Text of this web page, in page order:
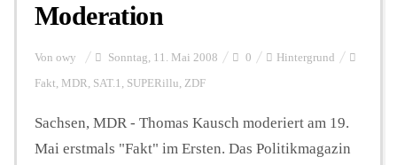
Moderation
Von owy Sonntag, 11. Mai 2008 0 Hintergrund
Fakt, MDR, SAT.1 , SUPERillu, ZDF
Sachsen, MDR - Thomas Kausch moderiert am 19.
Mai erstmals "Fakt" im Ersten. Das Politikmagazin